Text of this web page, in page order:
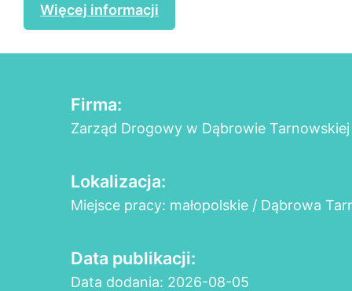
Więcej informacji
Firma:
Zarząd Drogowy w Dąbrowie Tarnowskiej
Lokalizacja:
Miejsce pracy: małopolskie / Dąbrowa
Data publikacji:
Data dodania: 2026-08-05